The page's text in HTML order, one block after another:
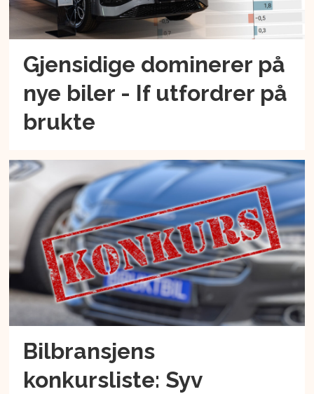
Gjensidige dominerer på
nye biler - If utfordrer på
brukte
Bilbransjens
konkursliste: Syv